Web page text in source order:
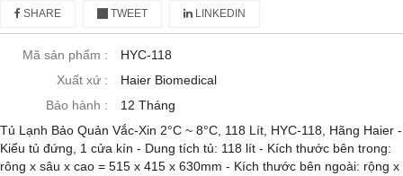
SHARE TWEET LINKEDIN
Mã sản phẩm :
HYC-118
Xuất xứ :
Haier Biomedical
Bảo hành :
12 Tháng
Tủ Lạnh Bảo Quản Vắc-Xin 2°C ~ 8°C, 118 Lít, HYC-118, Hãng Haier -
Kiểu tủ đứng, 1 cửa kín - Dung tích tủ: 118 lít - Kích thước bên trong:
rông x sâu x cao = 515 x 415 x 630mm - Kích thước bên ngoài: rộng x